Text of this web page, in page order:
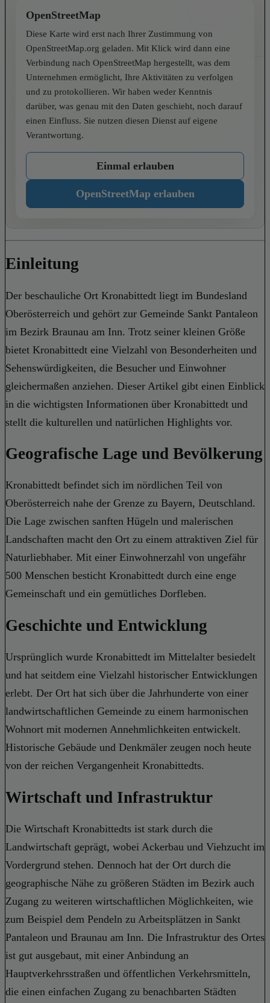
OpenStreetMap
Diese Karte wird erst nach Ihrer Zustimmung von
OpenStreetMap.org geladen. Mit Klick wird dann eine
Verbindung nach OpenStreetMap hergestellt, was dem
Unternehmen ermöglicht, Ihre Aktivitäten zu verfolgen
und zu protokollieren. Wir haben weder Kenntnis
darüber, was genau mit den Daten geschieht, noch darauf
einen Einfluss. Sie nutzen diesen Dienst auf eigene
Verantwortung.
Einmal erlauben
OpenStreetMap erlauben
Einleitung
Der beschauliche Ort Kronabittedt liegt im Bundesland
Oberösterreich und gehört zur Gemeinde Sankt Pantaleon
im Bezirk Braunau am Inn. Trotz seiner kleinen Größe
bietet Kronabittedt eine Vielzahl von Besonderheiten und
Sehenswürdigkeiten, die Besucher und Einwohner
gleichermaßen anziehen. Dieser Artikel gibt einen Einblick
in die wichtigsten Informationen über Kronabittedt und
stellt die kulturellen und natürlichen Highlights vor.
Geografische Lage und Bevölkerung
Kronabittedt befindet sich im nördlichen Teil von
Oberösterreich nahe der Grenze zu Bayern, Deutschland.
Die Lage zwischen sanften Hügeln und malerischen
Landschaften macht den Ort zu einem attraktiven Ziel für
Naturliebhaber. Mit einer Einwohnerzahl von ungefähr
500 Menschen besticht Kronabittedt durch eine enge
Gemeinschaft und ein gemütliches Dorfleben.
Geschichte und Entwicklung
Ursprünglich wurde Kronabittedt im Mittelalter besiedelt
und hat seitdem eine Vielzahl historischer Entwicklungen
erlebt. Der Ort hat sich über die Jahrhunderte von einer
landwirtschaftlichen Gemeinde zu einem harmonischen
Wohnort mit modernen Annehmlichkeiten entwickelt.
Historische Gebäude und Denkmäler zeugen noch heute
von der reichen Vergangenheit Kronabittedts.
Wirtschaft und Infrastruktur
Die Wirtschaft Kronabittedts ist stark durch die
Landwirtschaft geprägt, wobei Ackerbau und Viehzucht im
Vordergrund stehen. Dennoch hat der Ort durch die
geographische Nähe zu größeren Städten im Bezirk auch
Zugang zu weiteren wirtschaftlichen Möglichkeiten, wie
zum Beispiel dem Pendeln zu Arbeitsplätzen in Sankt
Pantaleon und Braunau am Inn. Die Infrastruktur des Ortes
ist gut ausgebaut, mit einer Anbindung an
Hauptverkehrsstraßen und öffentlichen Verkehrsmitteln,
die einen einfachen Zugang zu benachbarten Städten